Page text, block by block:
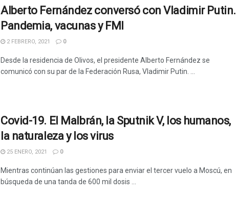
Alberto Fernández conversó con Vladimir Putin.
Pandemia, vacunas y FMI
2 FEBRERO, 2021 0
Desde la residencia de Olivos, el presidente Alberto Fernández se
comunicó con su par de la Federación Rusa, Vladimir Putin. ...
Covid-19. El Malbrán, la Sputnik V, los humanos,
la naturaleza y los virus
25 ENERO, 2021 0
Mientras continúan las gestiones para enviar el tercer vuelo a Moscú, en
búsqueda de una tanda de 600 mil dosis ...